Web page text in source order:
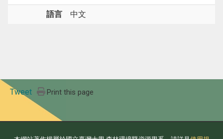
語言 中文
Tweet Print this page